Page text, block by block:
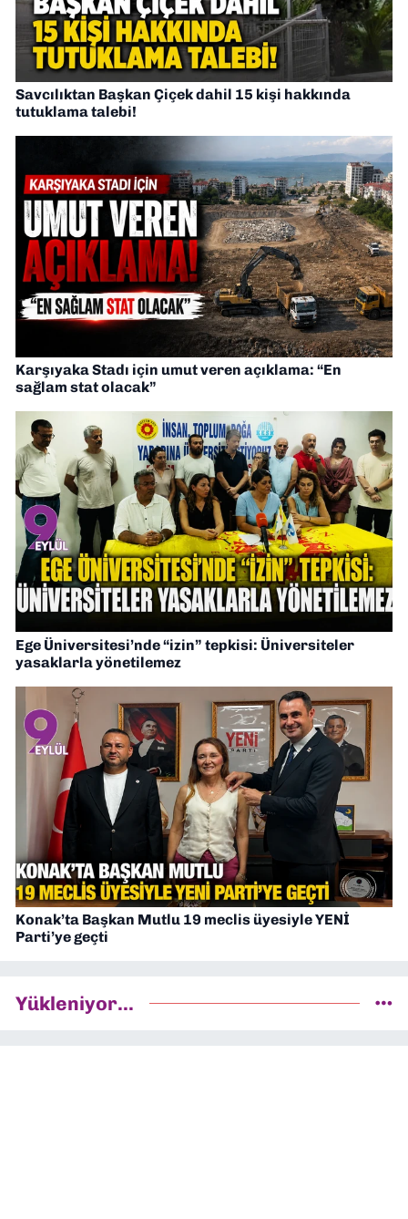
Savcılıktan Başkan Çiçek dahil 15 kişi hakkında
tutuklama talebi!
Karşıyaka Stadı için umut veren açıklama: “En
sağlam stat olacak”
Ege Üniversitesi’nde “izin” tepkisi: Üniversiteler
yasaklarla yönetilemez
Konak’ta Başkan Mutlu 19 meclis üyesiyle YENİ
Parti’ye geçti
Yükleniyor...